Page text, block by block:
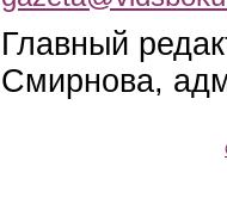
Главный
Смирнова,